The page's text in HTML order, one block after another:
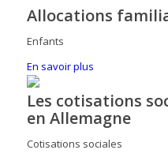
Allocations
Enfants
En savoir plus
Les cotisations
en Allemagne
Cotisations sociales